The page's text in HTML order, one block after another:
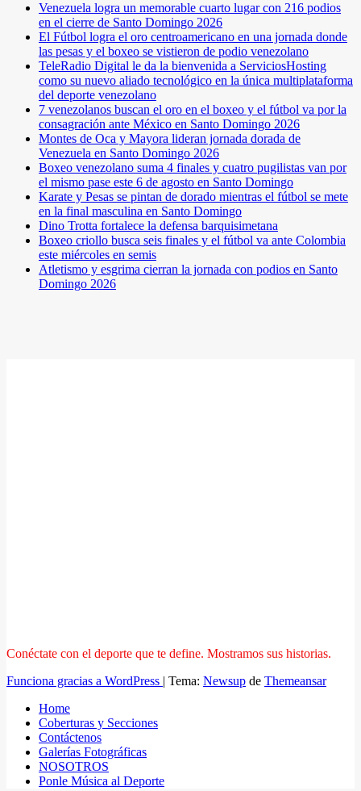
Venezuela logra un memorable cuarto lugar con 216 podios
en el cierre de Santo Domingo 2026
El Fútbol logra el oro centroamericano en una jornada donde
las pesas y el boxeo se vistieron de podio venezolano
TeleRadio Digital le da la bienvenida a ServiciosHosting
como su nuevo aliado tecnológico en la única multiplataforma
del deporte venezolano
7 venezolanos buscan el oro en el boxeo y el fútbol va por la
consagración ante México en Santo Domingo 2026
Montes de Oca y Mayora lideran jornada dorada de
Venezuela en Santo Domingo 2026
Boxeo venezolano suma 4 finales y cuatro pugilistas van por
el mismo pase este 6 de agosto en Santo Domingo
Karate y Pesas se pintan de dorado mientras el fútbol se mete
en la final masculina en Santo Domingo
Dino Trotta fortalece la defensa barquisimetana
Boxeo criollo busca seis finales y el fútbol va ante Colombia
este miércoles en semis
Atletismo y esgrima cierran la jornada con podios en Santo
Domingo 2026
Conéctate con el deporte que te define. Mostramos sus historias.
Funciona gracias a WordPress | Tema: Newsup de Themeansar
Home
Coberturas y Secciones
Contáctenos
Galerías Fotográficas
NOSOTROS
Ponle Música al Deporte